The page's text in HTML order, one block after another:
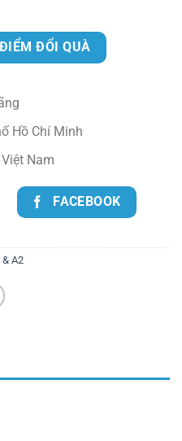
ĐỔI QUÀ
Hồ Chí Minh
Nam
FACEBOOK
A2